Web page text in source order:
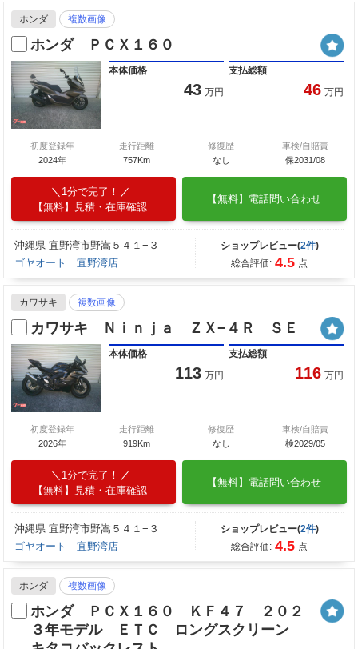
ホンダ 複数画像
ホンダ ＰＣＸ１６０
本体価格
43 万円
支払総額
46 万円
初度登録年
2024年
走行距離
757Km
修復歴
なし
車検/自賠責
保2031/08
1分で完了！
【無料】見積・在庫確認
【無料】電話問い合わせ
沖縄県 宜野湾市野嵩５４１−３
ゴヤオート 宜野湾店
ショップレビュー(2件)
総合評価: 4.5 点
カワサキ 複数画像
カワサキ Ｎｉｎｊａ ＺＸ−４Ｒ ＳＥ
本体価格
113 万円
支払総額
116 万円
初度登録年
2026年
走行距離
919Km
修復歴
なし
車検/自賠責
検2029/05
1分で完了！
【無料】見積・在庫確認
【無料】電話問い合わせ
沖縄県 宜野湾市野嵩５４１−３
ゴヤオート 宜野湾店
ショップレビュー(2件)
総合評価: 4.5 点
ホンダ 複数画像
ホンダ ＰＣＸ１６０ ＫＦ４７ ２０２
３年モデル ＥＴＣ ロングスクリーン